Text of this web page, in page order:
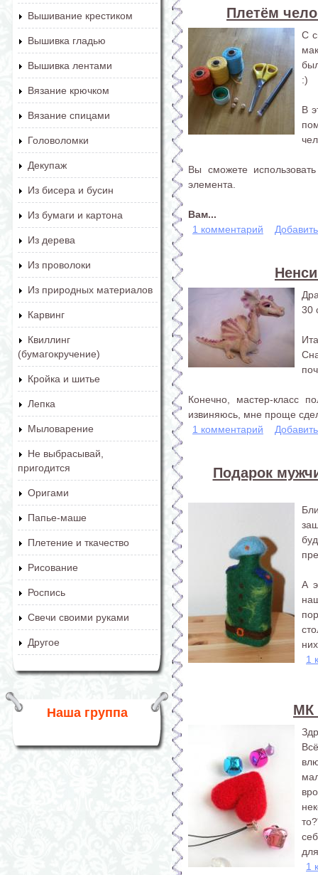
Вышивание крестиком
Вышивка гладью
Вышивка лентами
Вязание крючком
Вязание спицами
Головоломки
Декупаж
Из бисера и бусин
Из бумаги и картона
Из дерева
Из проволоки
Из природных материалов
Карвинг
Квиллинг
(бумагокручение)
Кройка и шитье
Лепка
Мыловарение
Не выбрасывай,
пригодится
Оригами
Папье-маше
Плетение и ткачество
Рисование
Роспись
Свечи своими руками
Другое
Наша группа
Плетём
С
:)
В
Вы сможете
элемента.
Вам...
1 комментарий
30
Конечно, мастер-класс
извиняюсь, мне проще
1 комментарий
Подарок
А
1
МК
1